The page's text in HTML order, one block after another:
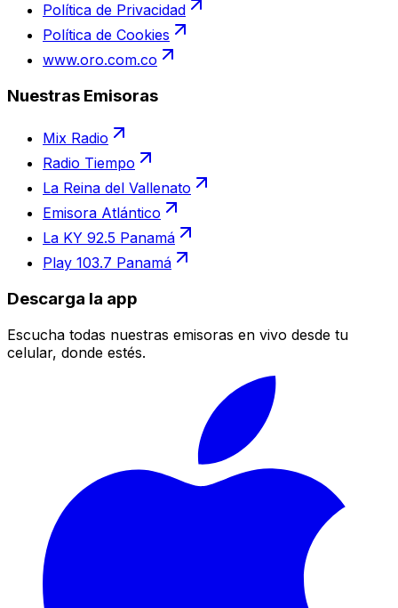
Política de Privacidad
Política de Cookies
www.oro.com.co
Nuestras Emisoras
Mix Radio
Radio Tiempo
La Reina del Vallenato
Emisora Atlántico
La KY 92.5 Panamá
Play 103.7 Panamá
Descarga la app
Escucha todas nuestras emisoras en vivo desde tu
celular, donde estés.